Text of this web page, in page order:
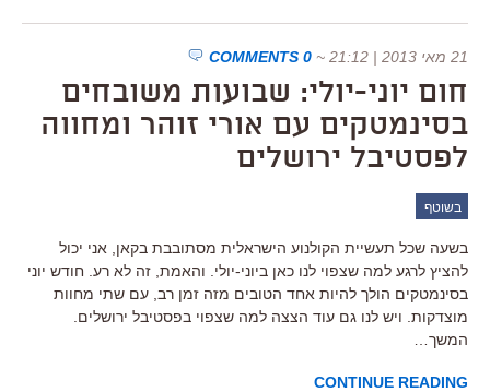
21 מאי 2013 | 21:12 ~
0 COMMENTS
חום יוני-יולי: שבועות משובחים
בסינמטקים עם אורי זוהר ומחווה
לפסטיבל ירושלים
בשוטף
בשעה שכל תעשיית הקולנוע הישראלית מסתובבת בקאן, אני יכול
להציץ לרגע למה שצפוי לנו כאן ביוני-יולי. והאמת, זה לא רע. חודש יוני
בסינמטקים הולך להיות אחד הטובים מזה זמן רב, עם שתי מחוות
מוצדקות. ויש לנו גם עוד הצצה למה שצפוי בפסטיבל ירושלים.
המשך…
CONTINUE READING